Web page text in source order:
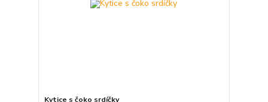
Kytice s čoko srdíčky